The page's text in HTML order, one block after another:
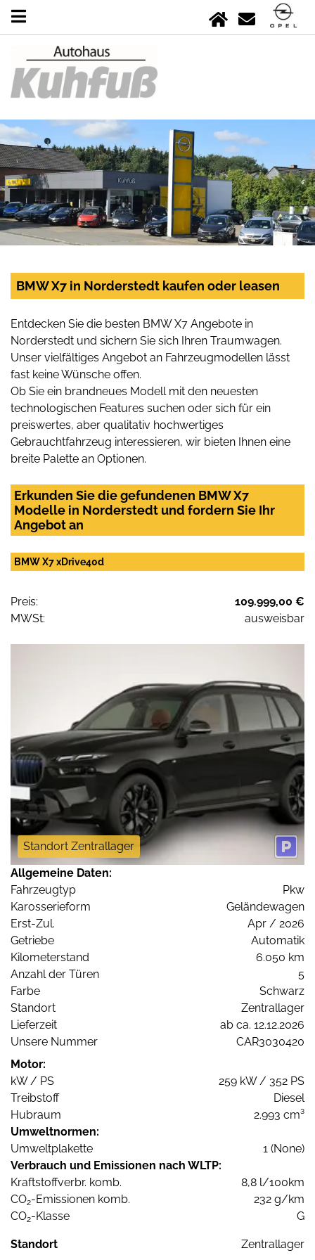
BMW X7 in Norderstedt kaufen oder leasen
Entdecken Sie die besten BMW X7 Angebote in
Norderstedt und sichern Sie sich Ihren Traumwagen.
Unser vielfältiges Angebot an Fahrzeugmodellen lässt
fast keine Wünsche offen.
Ob Sie ein brandneues Modell mit den neuesten
technologischen Features suchen oder sich für ein
preiswertes, aber qualitativ hochwertiges
Gebrauchtfahrzeug interessieren, wir bieten Ihnen eine
breite Palette an Optionen.
Erkunden Sie die gefundenen BMW X7
Modelle in Norderstedt und fordern Sie Ihr
Angebot an
BMW X7 xDrive40d
Preis:
109.999,00 €
MWSt:
ausweisbar
Standort Zentrallager
Allgemeine Daten:
Fahrzeugtyp
Pkw
Karosserieform
Geländewagen
Erst-Zul.
Apr / 2026
Getriebe
Automatik
Kilometerstand
6.050 km
Anzahl der Türen
5
Farbe
Schwarz
Standort
Zentrallager
Lieferzeit
ab ca. 12.12.2026
Unsere Nummer
CAR3030420
Motor:
kW / PS
259 kW / 352 PS
Treibstoff
Diesel
Hubraum
2.993 cm³
Umweltnormen:
Umweltplakette
1 (None)
Verbrauch und Emissionen nach WLTP:
Kraftstoffverbr. komb.
8,8 l/100km
CO2-Emissionen komb.
232 g/km
CO2-Klasse G
Standort Zentrallager